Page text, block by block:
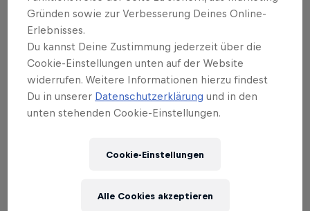
eine inkomplette Lähmung haben, also nicht alle
Nervenfasern durchtrennt sind, wirkt es
wahrscheinlich besser.
Was fast alle Patienten betrifft: Es ist
meist ein einziger Augenblick, der alles
Gesellschaftsgruppen, die besonders
Ja, da gibt es auch tatsächlich Studien dazu. Es ist
Gründen sowie zur Verbesserung Deines Online-
Erlebnisses.
Du kannst Deine Zustimmung jederzeit über die
Cookie-Einstellungen unten auf der Website
widerrufen. Weitere Informationen hierzu findest
Du in unserer Datenschutzerklärung und in den
unten stehenden Cookie-Einstellungen.
Cookie-Einstellungen
Alle Cookies akzeptieren